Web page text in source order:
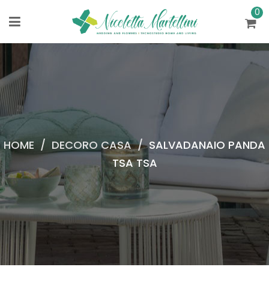
0
HOME / DECORO CASA / SALVADANAIO PANDA
TSA TSA